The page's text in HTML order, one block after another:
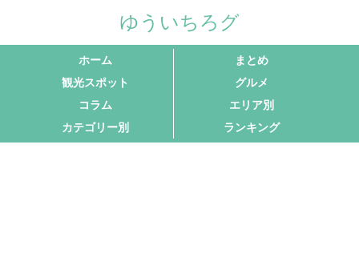
ゆういちろグ
ホーム
まとめ
観光スポット
グルメ
コラム
エリア別
カテゴリー別
ランキング